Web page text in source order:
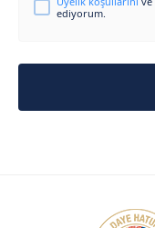
ediyorum.